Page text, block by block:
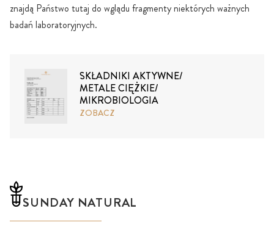
znajdą Państwo tutaj do wglądu fragmenty niektórych ważnych
badań laboratoryjnych.
SKŁADNIKI AKTYWNE/
METALE CIĘŻKIE/
MIKROBIOLOGIA
ZOBACZ
SUNDAY NATURAL